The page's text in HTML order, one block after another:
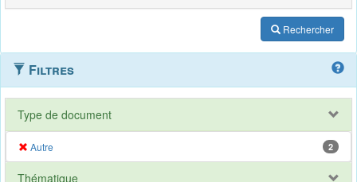
Rechercher
Filtres
Type de document
Autre 2
Thématique